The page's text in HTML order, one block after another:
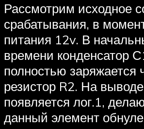
Рассмотрим исходное
срабатывания, в
питания 12v. В
времени конденсатор
полностью заряжается
резистор R2. На
появляется лог.1,
данный элемент